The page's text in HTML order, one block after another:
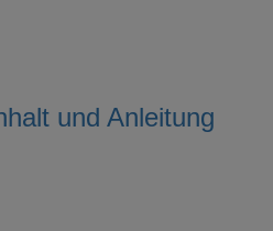
und Anleitung